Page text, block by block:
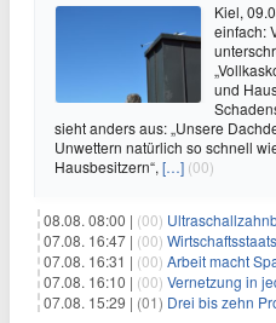
Kiel,
einfach:
und
sieht anders aus: „Unsere
Unwettern natürlich so schnell
Hausbesitzern“, […] (00)
08.08. 08:00 | (00) Ultraschallzahnbürste für
07.08. 16:47 | (00) Wirtschaftsstaatssekretär
07.08. 16:31 | (00) Arbeit macht
07.08. 16:10 | (00) Vernetzung in jeder
07.08. 15:29 | (01) Drei bis zehn Prozent,